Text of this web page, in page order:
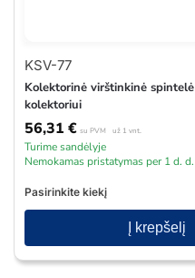
KSV-77
Kolektorinė virštinkinė
kolektoriui
56,31 € su PVM už 1 vnt.
Turime sandėlyje
Nemokamas pristatymas per 1 d. d.
Pasirinkite kiekį
Į krepšelį